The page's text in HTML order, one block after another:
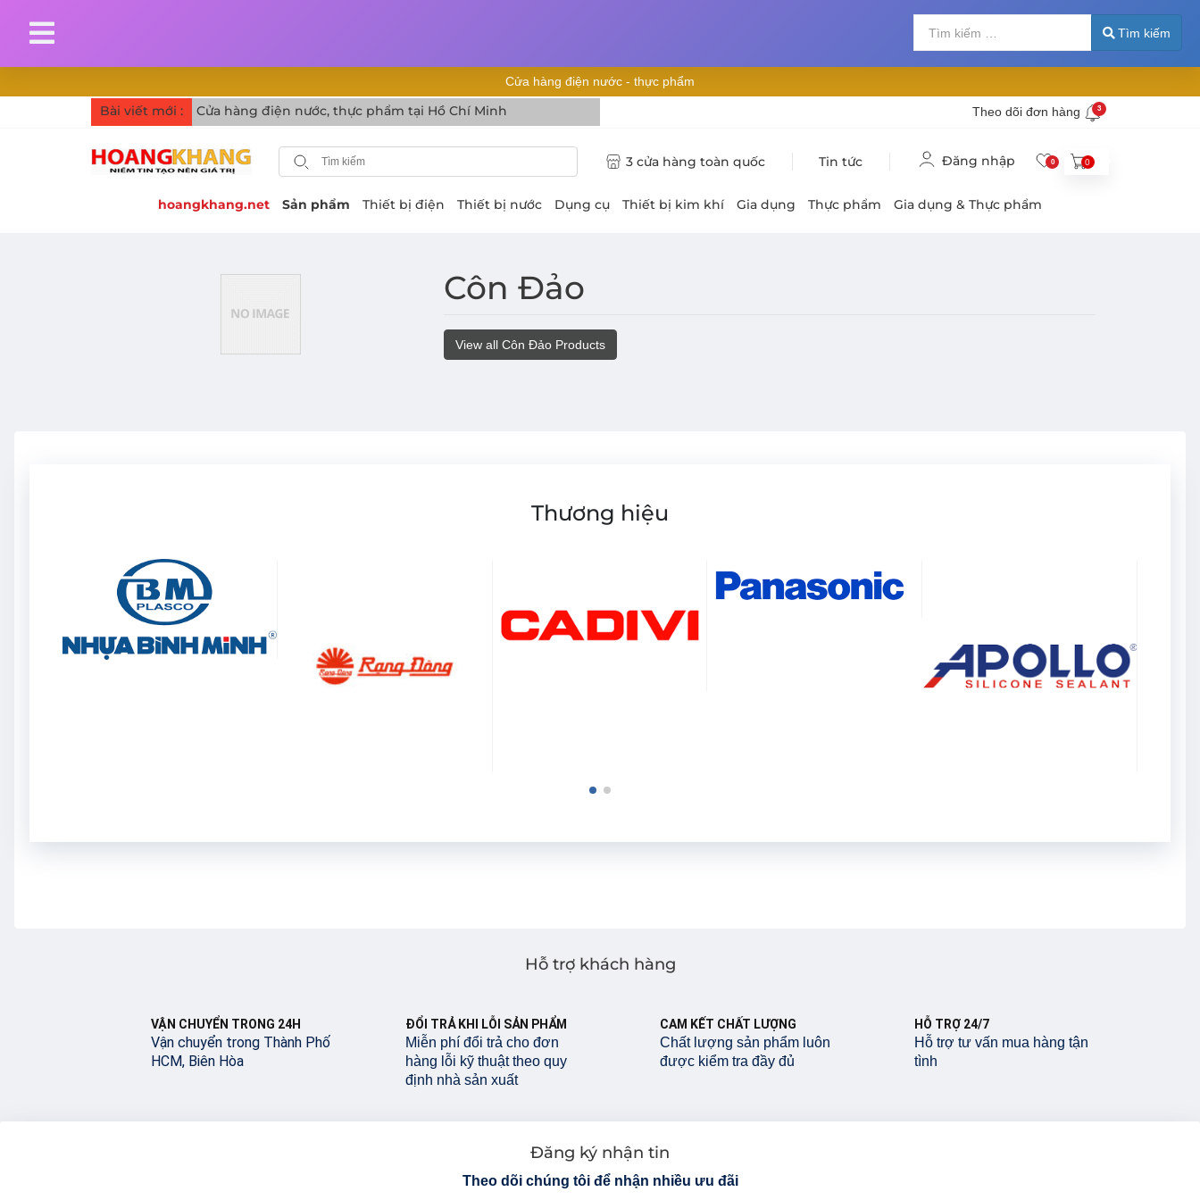
Nhập 2 hoặc
Tìm kiếm
Cửa hàng điện nước - thực phẩm
Bài viết mới : Cử Theo dõi đơn hàng 3
3 cửa hàng toàn quốc Tin tức Đăng nhập 0 0
hoangkhang.net Sản phẩm Thiết bị điện Thiết bị nước Dụng cụ Thiết bị kim khí Gia dụng Thực phẩm Gia dụng & Thực phẩm
Côn Đảo
View all Côn Đảo Products
Thương hiệu
Hỗ trợ khách hàng
VẬN CHUYỂN TRONG 24H
Vận chuyển trong Thành Phố
HCM, Biên Hòa
ĐỔI TRẢ KHI LỖI SẢN PHẨM
Miễn phí đổi trả cho đơn
hàng lỗi kỹ thuật theo quy
định nhà sản xuất
CAM KẾT CHẤT LƯỢNG
Chất lượng sản phẩm luôn
được kiểm tra đầy đủ
HỖ TRỢ 24/7
Hỗ trợ tư vấn mua hàng tận
tình
Đăng ký nhận tin
Theo dõi chúng tôi để nhận nhiều ưu đãi